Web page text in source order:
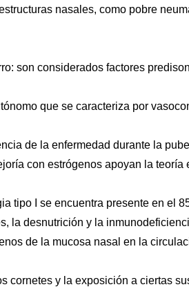
nasales, como pobre
son considerados factores
que se caracteriza por
de la enfermedad durante la
con estrógenos apoyan la teoría
tipo I se encuentra presente en el
la desnutrición y la
de la mucosa nasal en la
cornetes y la exposición a ciertas